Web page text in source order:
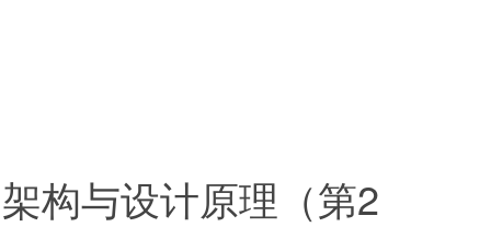
构与设计原理（第2